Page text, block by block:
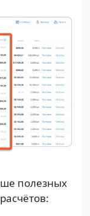
полезных